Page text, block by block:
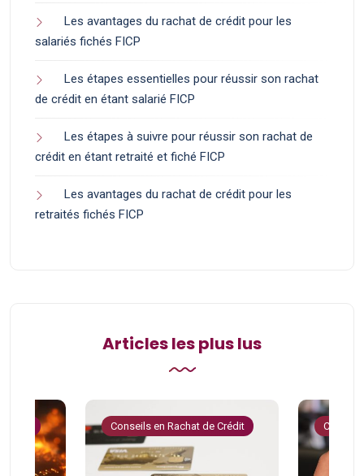
Les avantages du rachat de crédit pour les
salariés fichés FICP
Les étapes essentielles pour réussir son rachat
de crédit en étant salarié FICP
Les étapes à suivre pour réussir son rachat de
crédit en étant retraité et fiché FICP
Les avantages du rachat de crédit pour les
retraités fichés FICP
Articles les plus lus
Conseils en Rachat de Crédit